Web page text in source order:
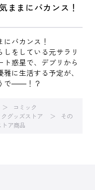
ままにバカンス！
バカンス！
をしている元サラリ
惑星で、デブリから
に生活する予定が、
で――！？
コミック
グッズストア
その
ア商品